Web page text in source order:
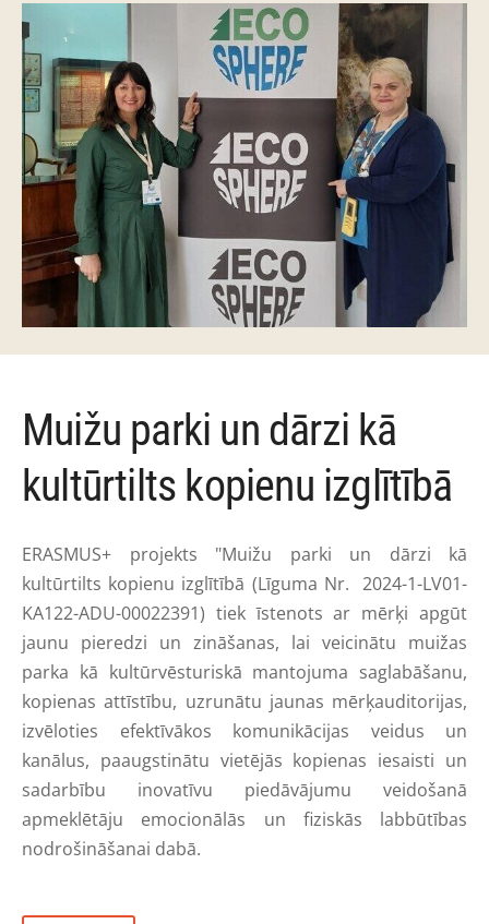
Muižu parki un dārzi kā
kultūrtilts kopienu izglītībā
ERASMUS+ projekts "Muižu parki un dārzi kā
kultūrtilts kopienu izglītībā (Līguma Nr. 2024-1-LV01-
KA122-ADU-00022391) tiek īstenots ar mērķi apgūt
jaunu pieredzi un zināšanas, lai veicinātu muižas
parka kā kultūrvēsturiskā mantojuma saglabāšanu,
kopienas attīstību, uzrunātu jaunas mērķauditorijas,
izvēloties efektīvākos komunikācijas veidus un
kanālus, paaugstinātu vietējās kopienas iesaisti un
sadarbību inovatīvu piedāvājumu veidošanā
apmeklētāju emocionālās un fiziskās labbūtības
nodrošināšanai dabā.